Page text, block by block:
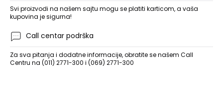
Svi proizvodi na našem sajtu mogu se platiti karticom, a vaša
kupovina je sigurna!
Call centar podrška
Za sva pitanja i dodatne informacije, obratite se našem Call
Centru na (011) 2771-300 i (069) 2771-300